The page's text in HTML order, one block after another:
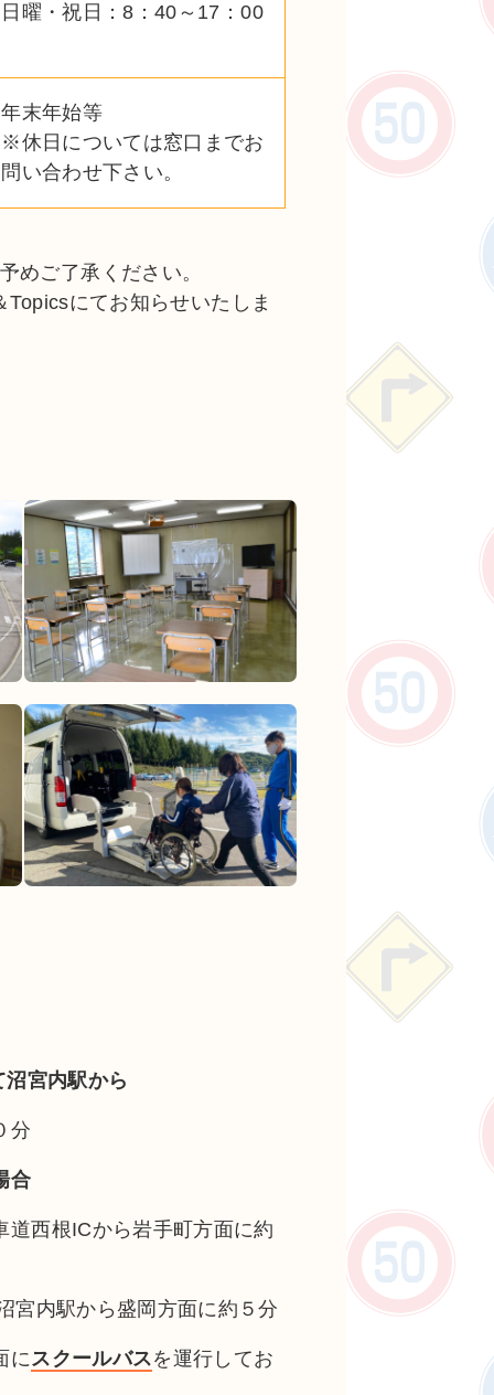
日曜・祝日：8：40～17：00
年末年始等
※休日については窓口までお
問い合わせ下さい。
めご了承ください。
にてお知らせいたしま
宮内駅から
分
合
道西根ICから岩手町方面に約
宮内駅から盛岡方面に約５分
にスクールバスを運行してお